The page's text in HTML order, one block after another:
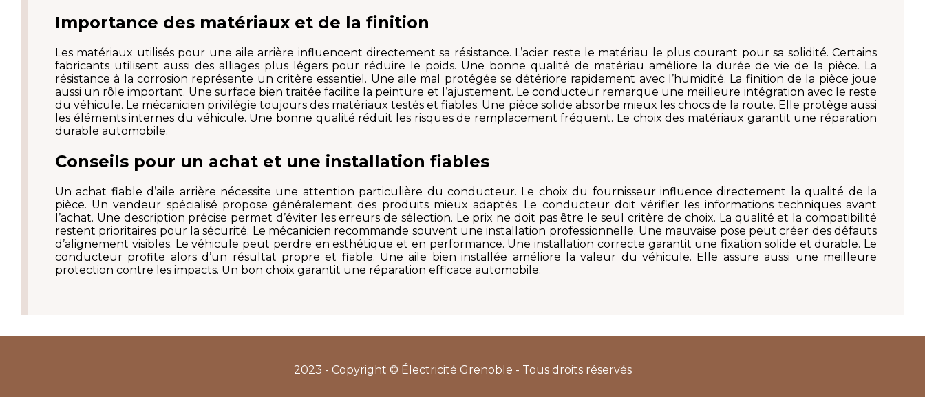
Importance des matériaux et de la finition
Les matériaux utilisés pour une aile arrière influencent directement sa résistance. L’acier reste le matériau le plus courant pour sa solidité. Certains
fabricants utilisent aussi des alliages plus légers pour réduire le poids. Une bonne qualité de matériau améliore la durée de vie de la pièce. La
résistance à la corrosion représente un critère essentiel. Une aile mal protégée se détériore rapidement avec l’humidité. La finition de la pièce joue
aussi un rôle important. Une surface bien traitée facilite la peinture et l’ajustement. Le conducteur remarque une meilleure intégration avec le reste
du véhicule. Le mécanicien privilégie toujours des matériaux testés et fiables. Une pièce solide absorbe mieux les chocs de la route. Elle protège aussi
les éléments internes du véhicule. Une bonne qualité réduit les risques de remplacement fréquent. Le choix des matériaux garantit une réparation
durable automobile.
Conseils pour un achat et une installation fiables
Un achat fiable d’aile arrière nécessite une attention particulière du conducteur. Le choix du fournisseur influence directement la qualité de la
pièce. Un vendeur spécialisé propose généralement des produits mieux adaptés. Le conducteur doit vérifier les informations techniques avant
l’achat. Une description précise permet d’éviter les erreurs de sélection. Le prix ne doit pas être le seul critère de choix. La qualité et la compatibilité
restent prioritaires pour la sécurité. Le mécanicien recommande souvent une installation professionnelle. Une mauvaise pose peut créer des défauts
d’alignement visibles. Le véhicule peut perdre en esthétique et en performance. Une installation correcte garantit une fixation solide et durable. Le
conducteur profite alors d’un résultat propre et fiable. Une aile bien installée améliore la valeur du véhicule. Elle assure aussi une meilleure
protection contre les impacts. Un bon choix garantit une réparation efficace automobile.
2023 - Copyright © Électricité Grenoble - Tous droits réservés